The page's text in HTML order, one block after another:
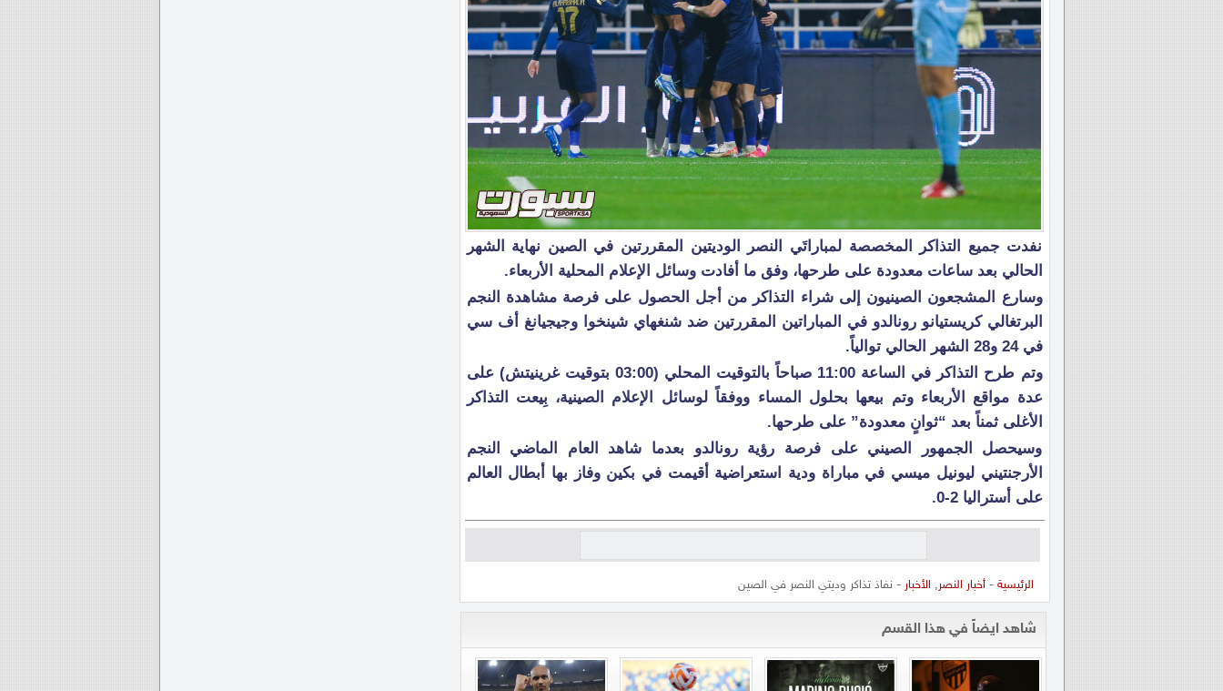
نفدت جميع التذاكر المخصصة لمباراتَي النصر الوديتين المقررتين في الصين نهاية الشهر
الحالي بعد ساعات معدودة على طرحها، وفق ما أفادت وسائل الإعلام المحلية الأربعاء.
وسارع المشجعون الصينيون إلى شراء التذاكر من أجل الحصول على فرصة مشاهدة النجم
البرتغالي كريستيانو رونالدو في المباراتين المقررتين ضد شنغهاي شينخوا وجيجيانغ أف سي
في 24 و28 الشهر الحالي توالياً.
وتم طرح التذاكر في الساعة 11:00 صباحاً بالتوقيت المحلي (03:00 بتوقيت غرينيتش) على
عدة مواقع الأربعاء وتم بيعها بحلول المساء ووفقاً لوسائل الإعلام الصينية، بِيعت التذاكر
الأغلى ثمناً بعد “ثوانٍ معدودة” على طرحها.
وسيحصل الجمهور الصيني على فرصة رؤية رونالدو بعدما شاهد العام الماضي النجم
الأرجنتيني ليونيل ميسي في مباراة ودية استعراضية أقيمت في بكين وفاز بها أبطال العالم
على أستراليا 2-0.
الرئيسية -أخبار النصر, الأخبار - نفاذ تذاكر وديتي النصر في الصين
شاهد ايضاً في هذا القسم